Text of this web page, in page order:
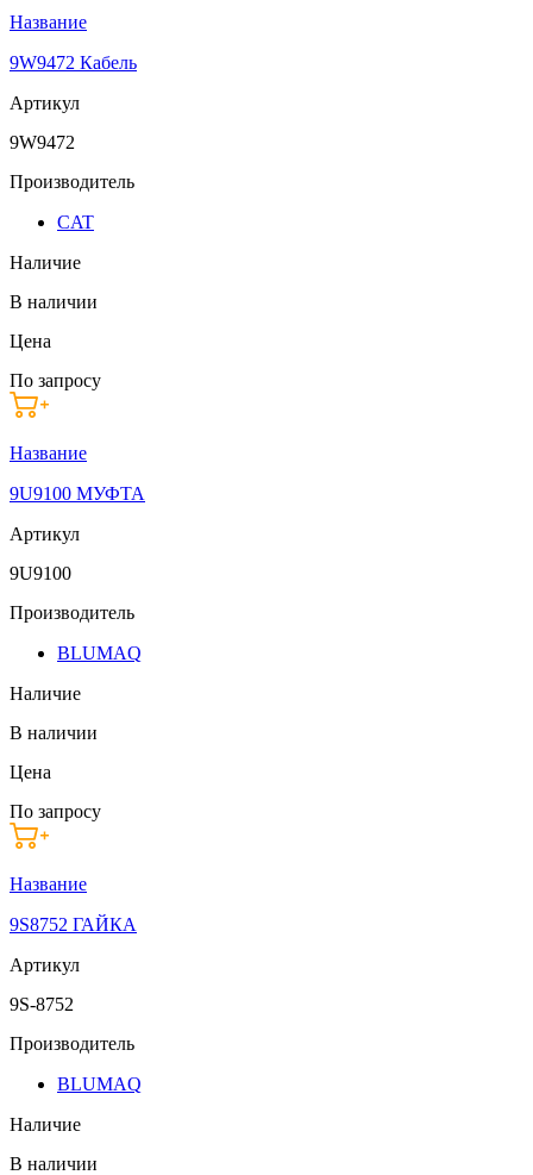
Название
9W9472 Кабель
Артикул
9W9472
Производитель
CAT
Наличие
В наличии
Цена
По запросу
Название
9U9100 МУФТА
Артикул
9U9100
Производитель
BLUMAQ
Наличие
В наличии
Цена
По запросу
Название
9S8752 ГАЙКА
Артикул
9S-8752
Производитель
BLUMAQ
Наличие
В наличии